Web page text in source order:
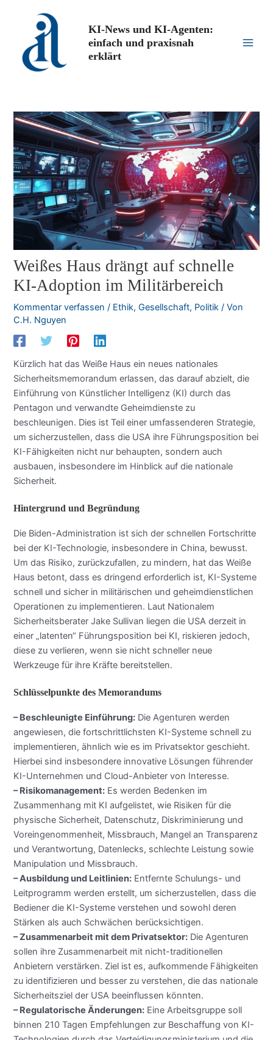
springen
KI-News und KI-Agenten:
einfach und praxisnah
erklärt
Weißes Haus drängt auf schnelle
KI-Adoption im Militärbereich
Kommentar verfassen / Ethik,Gesellschaft, Politik / Von
C.H. Nguyen
Kürzlich hat das Weiße Haus ein neues nationales
Sicherheitsmemorandum erlassen, das darauf abzielt, die
Einführung von Künstlicher Intelligenz (KI) durch das
Pentagon und verwandte Geheimdienste zu
beschleunigen. Dies ist Teil einer umfassenderen Strategie,
um sicherzustellen, dass die USA ihre Führungsposition bei
KI-Fähigkeiten nicht nur behaupten, sondern auch
ausbauen, insbesondere im Hinblick auf die nationale
Sicherheit.
Hintergrund und Begründung
Die Biden-Administration ist sich der schnellen Fortschritte
bei der KI-Technologie, insbesondere in China, bewusst.
Um das Risiko, zurückzufallen, zu mindern, hat das Weiße
Haus betont, dass es dringend erforderlich ist, KI-Systeme
schnell und sicher in militärischen und geheimdienstlichen
Operationen zu implementieren. Laut Nationalem
Sicherheitsberater Jake Sullivan liegen die USA derzeit in
einer „latenten“ Führungsposition bei KI, riskieren jedoch,
diese zu verlieren, wenn sie nicht schneller neue
Werkzeuge für ihre Kräfte bereitstellen.
Schlüsselpunkte des Memorandums
– Beschleunigte Einführung: Die Agenturen werden
angewiesen, die fortschrittlichsten KI-Systeme schnell zu
implementieren, ähnlich wie es im Privatsektor geschieht.
Hierbei sind insbesondere innovative Lösungen führender
KI-Unternehmen und Cloud-Anbieter von Interesse.
– Risikomanagement: Es werden Bedenken im
Zusammenhang mit KI aufgelistet, wie Risiken für die
physische Sicherheit, Datenschutz, Diskriminierung und
Voreingenommenheit, Missbrauch, Mangel an Transparenz
und Verantwortung, Datenlecks, schlechte Leistung sowie
Manipulation und Missbrauch.
– Ausbildung und Leitlinien: Entfernte Schulungs- und
Leitprogramm werden erstellt, um sicherzustellen, dass die
Bediener die KI-Systeme verstehen und sowohl deren
Stärken als auch Schwächen berücksichtigen.
– Zusammenarbeit mit dem Privatsektor: Die Agenturen
sollen ihre Zusammenarbeit mit nicht-traditionellen
Anbietern verstärken. Ziel ist es, aufkommende Fähigkeiten
zu identifizieren und besser zu verstehen, die das nationale
Sicherheitsziel der USA beeinflussen könnten.
– Regulatorische Änderungen: Eine Arbeitsgruppe soll
binnen 210 Tagen Empfehlungen zur Beschaffung von KI-